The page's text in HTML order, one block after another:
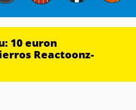
10 euron
Reactoonz-